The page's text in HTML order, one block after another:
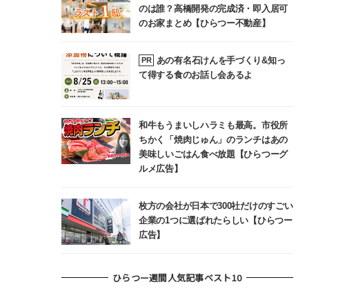
のは誰？高橋開発の完成済・即入居可
のお家まとめ【ひらつー不動産】
PR
あの有名石けんを手づくり&知っ
て得する食のお話し会あるよ
和牛もうまいしハラミも最高。市役所
ちかく「焼肉じゅん」のランチはあの
美味しいごはん食べ放題【ひらつーグ
ルメ広告】
枚方の会社が日本で300社だけのすごい
企業の1つに選ばれたらしい【ひらつー
広告】
ひらつー週間人気記事ベスト10